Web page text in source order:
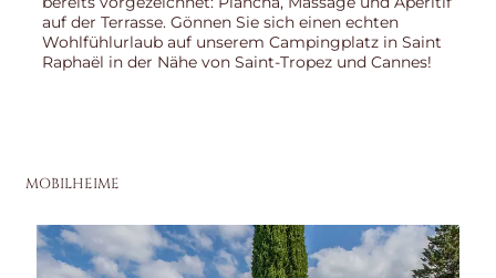
auf der Terrasse. Gönnen Sie sich einen echten
Wohlfühlurlaub auf unserem Campingplatz in Saint
Raphaël in der Nähe von Saint-Tropez und Cannes!
MOBILHEIME